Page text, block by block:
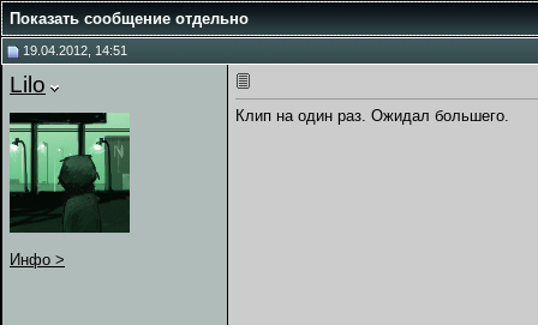
Показать сообщение отдельно
19.04.2012, 14:51
Lilo
Инфо >
Клип на один раз. Ожидал большего.